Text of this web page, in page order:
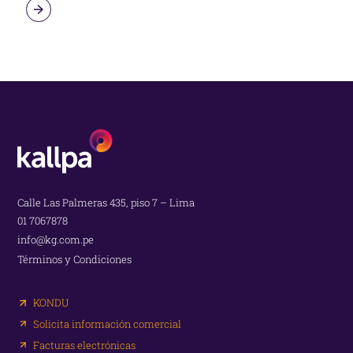
Calle Las Palmeras 435, piso 7 – Lima
01 7067878
info@kg.com.pe
Términos y Condiciones
KONDU
Solicita información comercial
Facturas electrónicas